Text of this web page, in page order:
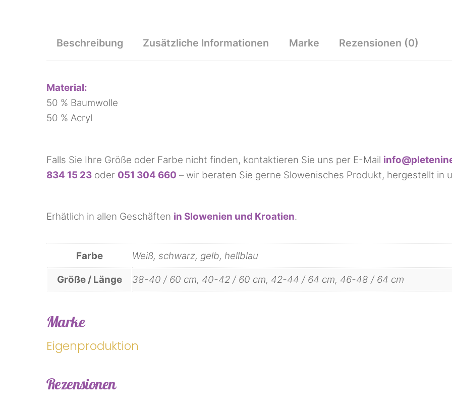
Beschreibung Zusätzliche Informationen Marke Rezensionen (0)
Material:
50 % Baumwolle
50 % Acryl
Falls Sie Ihre Größe oder Farbe nicht finden, kontaktieren Sie uns per E-Mail
834 15 23 oder 051 304 660 – wir beraten Sie gerne Slowenisches Produkt, hergestellt in
Erhätlich in allen Geschäften in Slowenien und Kroatien.
Farbe Weiß, schwarz, gelb, hellblau
Größe / Länge 38-40 / 60 cm, 40-42 / 60 cm, 42-44 / 64 cm, 46-48 / 64 cm
Marke
Eigenproduktion
Rezensionen